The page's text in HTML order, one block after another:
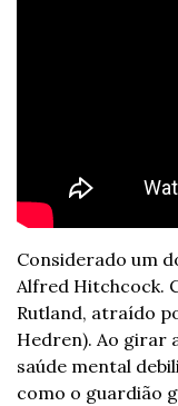
Considerado um
Alfred Hitchcock.
Rutland, atraído
Hedren). Ao girar
saúde mental
como o guardião